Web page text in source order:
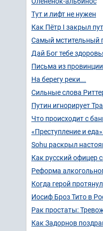
Тут и лифт не нужен
Как Пётр I закрыл
Самый мстительный
Дай Бог тебе
Письма из
На берегу реки...
Сильные слова
Путин игнорирует
Что происходит с
«Преступление и
Sohu раскрыл
Как русский офицер
Реформа
Когда герой
Иосиф Броз Тито в
Рак простаты:
Как Задорнов